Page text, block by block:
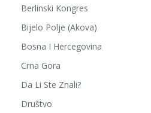
Berlinski Kongres
Bijelo Polje (Akova)
Bosna I Hercegovina
Crna Gora
Da Li Ste Znali?
Društvo